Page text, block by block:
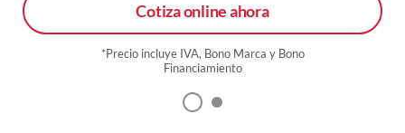
Cotiza online ahora
*Precio incluye IVA, Bono Marca y Bono
Financiamiento